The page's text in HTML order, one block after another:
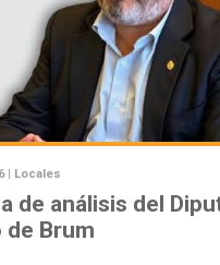
| Locales
de análisis del
de Brum